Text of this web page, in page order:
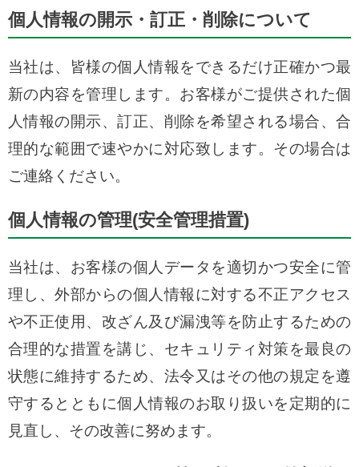
個人情報の開示・訂正・削除について
当社は、皆様の個人情報をできるだけ正確かつ最
新の内容を管理します。お客様がご提供された個
人情報の開示、訂正、削除を希望される場合、合
理的な範囲で速やかに対応致します。その場合は
ご連絡ください。
個人情報の管理(安全管理措置)
当社は、お客様の個人データを適切かつ安全に管
理し、外部からの個人情報に対する不正アクセス
や不正使用、改ざん及び漏洩等を防止するための
合理的な措置を講じ、セキュリティ対策を最良の
状態に維持するため、法令又はその他の規定を遵
守するとともに個人情報のお取り扱いを定期的に
見直し、その改善に努めます。